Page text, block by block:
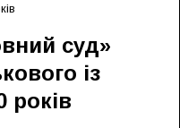
суд»
із
років